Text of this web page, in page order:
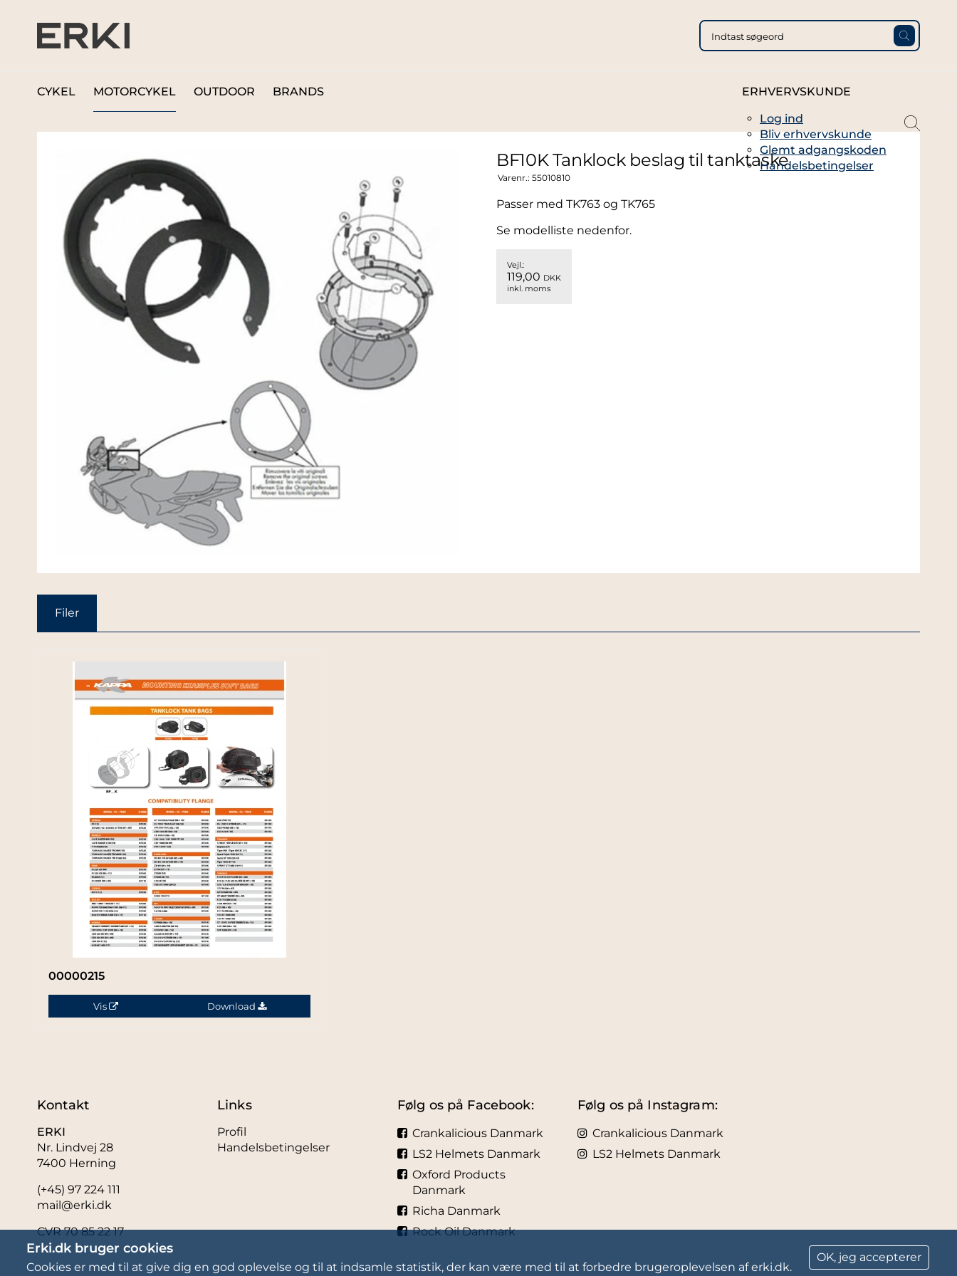
CYKEL MOTORCYKEL OUTDOOR BRANDS
ERHVERVSKUNDE
Log ind
Bliv erhvervskunde
Glemt adgangskoden
Handelsbetingelser
BF10K Tanklock beslag til tanktaske
Varenr.: 55010810
Passer med TK763 og TK765
Se modelliste nedenfor.
Vejl.:
119,00 DKK
inkl. moms
Filer
00000215
Vis Download
Kontakt
ERKI
Nr. Lindvej 28
7400 Herning
(+45) 97 224 111
mail@erki.dk
CVR 70 85 22 17
Links
Profil
Handelsbetingelser
Følg os på Facebook:
Crankalicious Danmark
LS2 Helmets Danmark
Oxford Products
Danmark
Richa Danmark
Rock Oil Danmark
Følg os på Instagram:
Crankalicious Danmark
LS2 Helmets Danmark
Erki.dk bruger cookies
Cookies er med til at give dig en god oplevelse og til at indsamle statistik, der kan være med til at forbedre brugeroplevelsen af erki.dk.
OK, jeg accepterer